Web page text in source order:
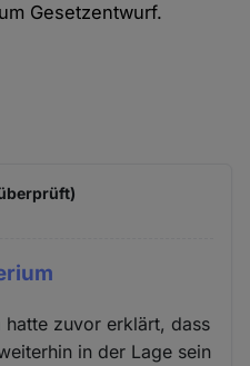
Gesetzentwurf.
hatte zuvor erklärt, dass
in der Lage sein